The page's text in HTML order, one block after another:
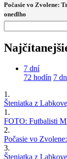
Počasie vo Zvolene:
onedlho
7 dní
72 hodín 7
1.
Šteniatka z
1.
FOTO: Futbalisti
2.
Počasie vo
3.
Šteniatka z